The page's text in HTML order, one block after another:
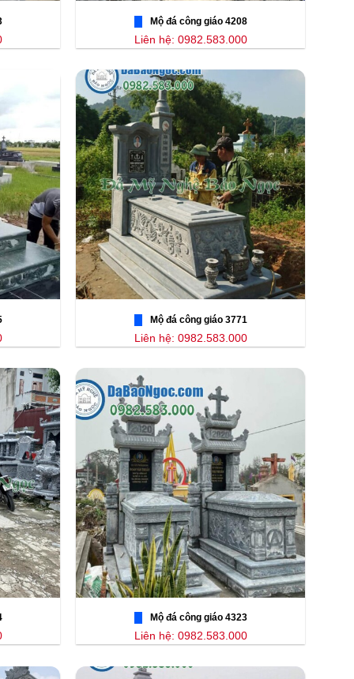
Mộ đá công giáo 4208
Liên hệ: 0982.583.000
Mộ đá công giáo 3771
Liên hệ: 0982.583.000
Mộ đá công giáo 4323
Liên hệ: 0982.583.000